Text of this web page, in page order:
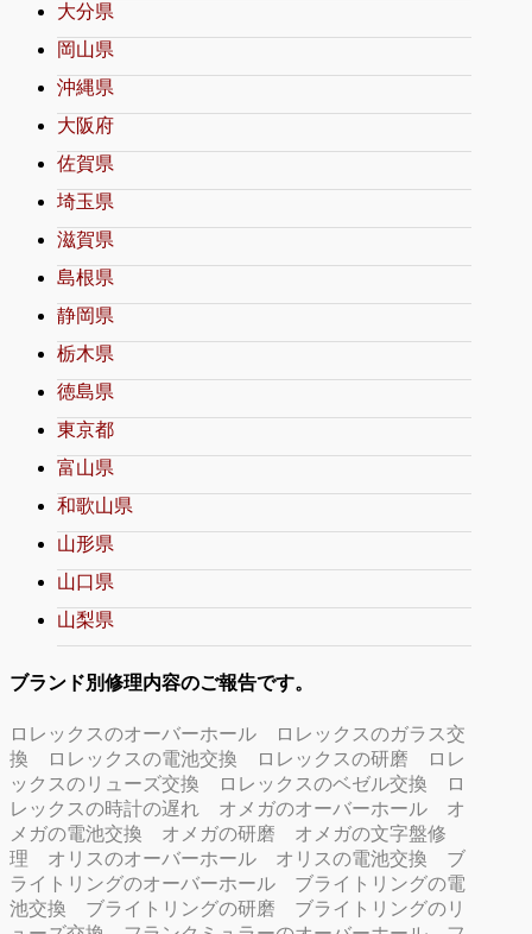
大分県
岡山県
沖縄県
大阪府
佐賀県
埼玉県
滋賀県
島根県
静岡県
栃木県
徳島県
東京都
富山県
和歌山県
山形県
山口県
山梨県
ブランド別修理内容のご報告です。
ロレックスのオーバーホール
ロレックスのガラス交
換
ロレックスの電池交換 ロレックスの研磨
ロレ
ックスのリューズ交換
ロレックスのベゼル交換
ロ
レックスの時計の遅れ
オメガのオーバーホール
オ
メガの電池交換
オメガの研磨
オメガの文字盤修
理
オリスのオーバーホール オリスの電池交換
ブ
ライトリングのオーバーホール
ブライトリングの電
池交換
ブライトリングの研磨
ブライトリングのリ